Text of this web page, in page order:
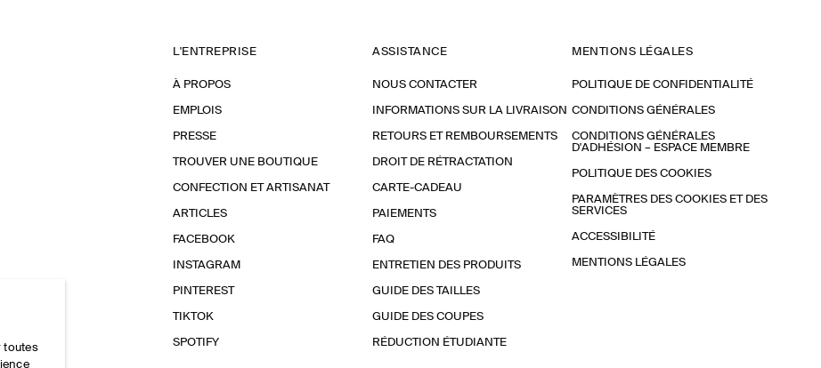
L'ENTREPRISE
À PROPOS
EMPLOIS
PRESSE
TROUVER UNE BOUTIQUE
CONFECTION ET ARTISANAT
ARTICLES
FACEBOOK
INSTAGRAM
PINTEREST
TIKTOK
SPOTIFY
ASSISTANCE
NOUS CONTACTER
INFORMATIONS SUR LA LIVRAISON
RETOURS ET REMBOURSEMENTS
DROIT DE RÉTRACTATION
CARTE-CADEAU
PAIEMENTS
FAQ
ENTRETIEN DES PRODUITS
GUIDE DES TAILLES
GUIDE DES COUPES
RÉDUCTION ÉTUDIANTE
MENTIONS LÉGALES
POLITIQUE DE CONFIDENTIALITÉ
CONDITIONS GÉNÉRALES
CONDITIONS GÉNÉRALES
D'ADHÉSION – ESPACE MEMBRE
POLITIQUE DES COOKIES
PARAMÈTRES DES COOKIES ET DES
SERVICES
ACCESSIBILITÉ
MENTIONS LÉGALES
toutes